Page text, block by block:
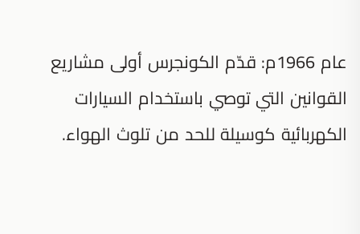
عام 1966م: قدّم الكونجرس أولى مشاريع
القوانين التي توصي باستخدام السيارات
الكهربائية كوسيلة للحد من تلوث الهواء.